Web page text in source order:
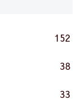
152
38
33